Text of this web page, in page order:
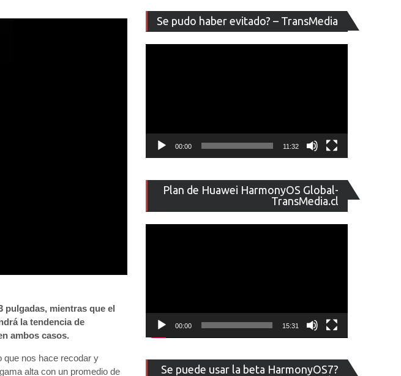
pulgadas, mientras que el
la tendencia de
ambos casos.
que nos hace recodar y
alta con un promedio de
Se pudo haber evitado? – TransMedia
de
vídeo
00:00 11:32
Plan de Huawei HarmonyOS Global-
TransMedia.cl
de
vídeo
00:00 15:31
Se puede usar la beta HarmonyOS7?